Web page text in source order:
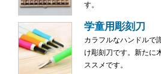
す。
学童用彫刻刀
カラフルなハンドルで
け彫刻刀です。新たに
ススメです。